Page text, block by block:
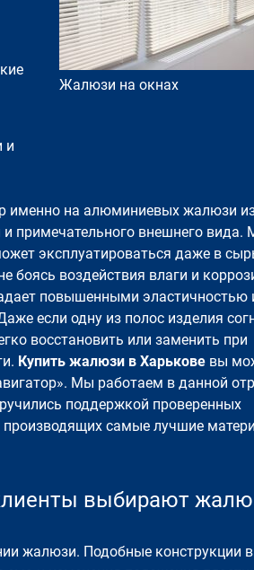
Жалюзи на окнах
и
именно на алюминиевых жалюзи
и примечательного внешнего вида.
эксплуатироваться даже в
боясь воздействия влаги и
повышенными эластичностью
если одну из полос изделия
восстановить или заменить при
Купить жалюзи в Харькове вы
Мы работаем в данной
поддержкой проверенных
производящих самые лучшие
выбирают
жалюзи. Подобные конструкции